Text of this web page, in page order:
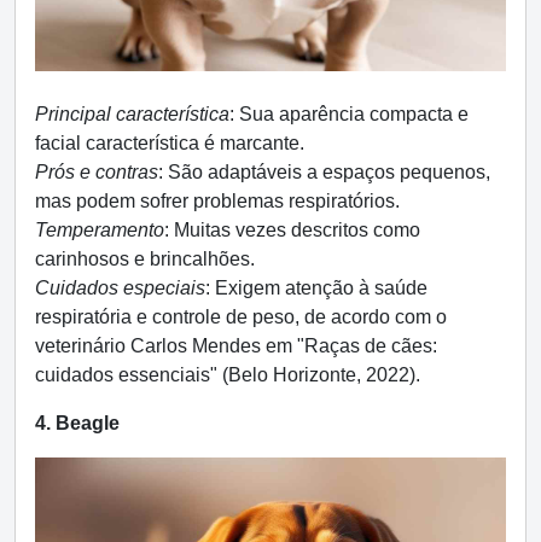
Principal característica: Sua aparência compacta e
facial característica é marcante.
Prós e contras: São adaptáveis a espaços pequenos,
mas podem sofrer problemas respiratórios.
Temperamento: Muitas vezes descritos como
carinhosos e brincalhões.
Cuidados especiais: Exigem atenção à saúde
respiratória e controle de peso, de acordo com o
veterinário Carlos Mendes em "Raças de cães:
cuidados essenciais" (Belo Horizonte, 2022).
4. Beagle